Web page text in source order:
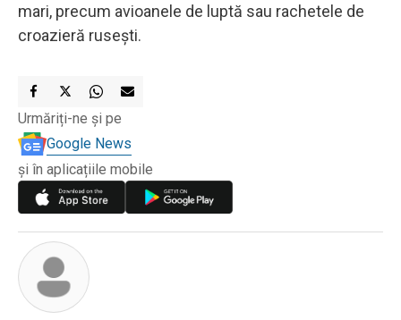
mari, precum avioanele de luptă sau rachetele de
croazieră rusești.
Urmăriți-ne și pe
Google News
și în aplicațiile mobile